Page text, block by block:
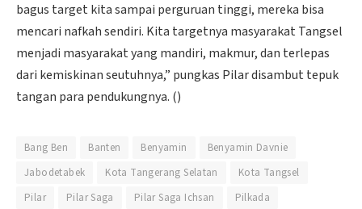
bagus target kita sampai perguruan tinggi, mereka bisa
mencari nafkah sendiri. Kita targetnya masyarakat Tangsel
menjadi masyarakat yang mandiri, makmur, dan terlepas
dari kemiskinan seutuhnya,” pungkas Pilar disambut tepuk
tangan para pendukungnya. ()
Bang Ben Banten Benyamin
Benyamin Davnie
Jabodetabek
Kota Tangerang Selatan
Kota Tangsel
Pilar
Pilar Saga Pilar Saga Ichsan
Pilkada